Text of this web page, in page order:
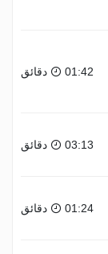
01:42 دقائق
03:13 دقائق
01:24 دقائق